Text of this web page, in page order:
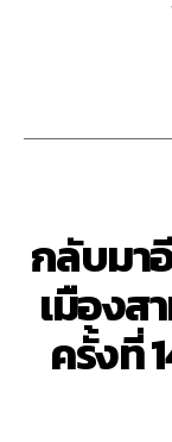
กลับมา
เมืองส
ครั้งที่